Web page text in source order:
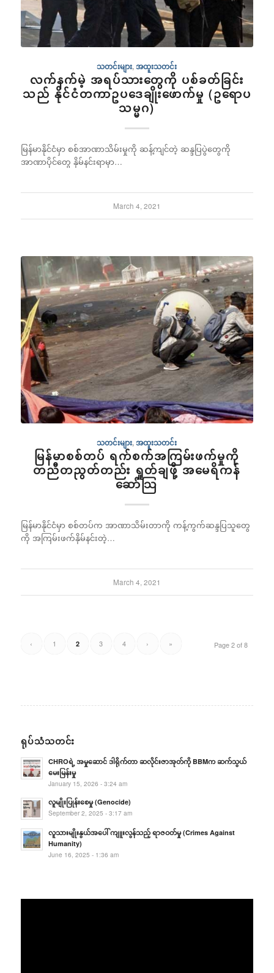
သတင်းများ,အထူးသတင်း
လက်နက်မဲ့ အရပ်သားတွေကို ပစ်ခတ်ခြင်း
သည် နိုင်ငံတကာဥပဒေချိုးဖောက်မှု (ဥရောပ
သမ္မဂ)
မြန်မာနိုင်ငံမှာ စစ်အာဏာသိမ်းမှုကို ဆန့်ကျင်တဲ့ ဆန္ဒပြပွဲတွေကို
အာဏာပိုင်တွေ နှိမ်နင်းရာမှာ…
March 4, 2021
သတင်းများ,အထူးသတင်း
မြန်မာစစ်တပ် ရက်စက်အကြမ်းဖက်မှုကို
တညီတညွတ်တည်း ရှုတ်ချဖို့ အမေရိကန်
ဆော်သြ
မြန်မာနိုင်ငံမှာ စစ်တပ်က အာဏာသိမ်းတာကို ကန့်ကွက်ဆန္ဒပြသူတွေ
ကို အကြမ်းဖက်နှိမ်နင်းတဲ့…
March 4, 2021
Page 2 of 8
‹ 1 2 3 4 › »
ရုပ်သံသတင်း
CHROရဲ့ အမှုဆောင် ဒါရိုက်တာ ဆလိုင်းဇာအုတ်ကို BBMက ဆက်သွယ်
မေးမြန်းမှု
January 15, 2026 - 3:24 am
လူမျိုးပြုန်းစေမှု (Genocide)
September 2, 2025 - 3:17 am
လူသားမျိုးနွယ်အပေါ် ကျူးလွန်သည့် ရာဇဝတ်မှု (Crimes Against
Humanity)
June 16, 2025 - 1:36 am